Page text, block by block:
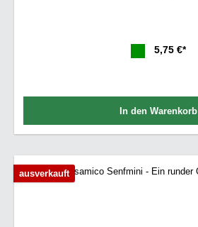
5,75 €*
In den Warenkorb
ausverkauft